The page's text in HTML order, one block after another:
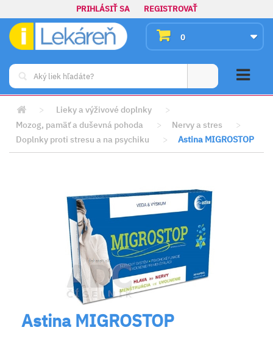
PRIHLÁSIŤ SA REGISTROVAŤ
0
> Lieky a výživové doplnky
>
Mozog, pamäť a duševná pohoda
> Nervy a stres
>
Doplnky proti stresu a na psychiku
> Astina MIGROSTOP
Astina MIGROSTOP